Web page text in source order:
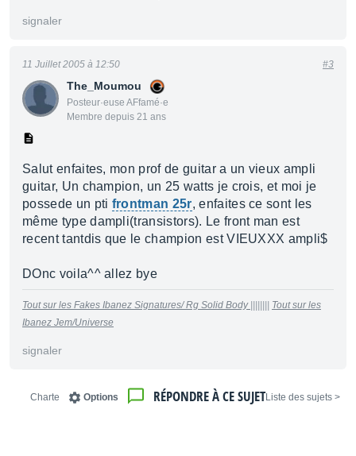
signaler
The_Moumou
Posteur·euse AFfamé·e
Membre depuis 21 ans
11 Juillet 2005 à 12:50 #3
Salut enfaites, mon prof de guitar a un vieux ampli
guitar, Un champion, un 25 watts je crois, et moi je
possede un pti frontman 25r, enfaites ce sont les
même type dampli(transistors). Le front man est
recent tantdis que le champion est VIEUXXX ampli$
DOnc voila^^ allez bye
Tout sur les Fakes Ibanez Signatures/ Rg Solid Body
Tout sur les
Ibanez Jem/Universe
signaler
< Liste des sujets
RÉPONDRE À CE SUJET
Options
Charte